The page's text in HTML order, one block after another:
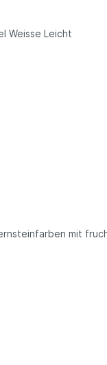
Weisse Leicht
mit